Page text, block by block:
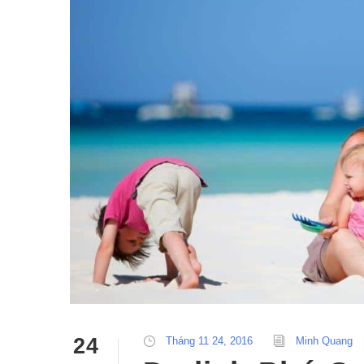
24 Tháng 11 24, 2016 Minh Quang